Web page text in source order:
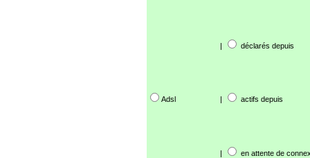
| déclarés depuis
Adsl | actifs depuis
| en attente de